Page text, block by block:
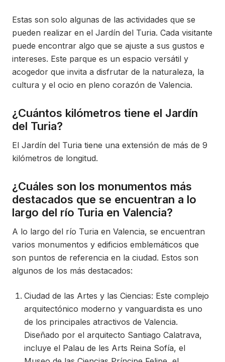
Estas son solo algunas de las actividades que se
pueden realizar en el Jardín del Turia. Cada visitante
puede encontrar algo que se ajuste a sus gustos e
intereses. Este parque es un espacio versátil y
acogedor que invita a disfrutar de la naturaleza, la
cultura y el ocio en pleno corazón de Valencia.
¿Cuántos kilómetros tiene el Jardín
del Turia?
El Jardín del Turia tiene una extensión de más de 9
kilómetros de longitud.
¿Cuáles son los monumentos más
destacados que se encuentran a lo
largo del río Turia en Valencia?
A lo largo del río Turia en Valencia, se encuentran
varios monumentos y edificios emblemáticos que
son puntos de referencia en la ciudad. Estos son
algunos de los más destacados:
Ciudad de las Artes y las Ciencias: Este complejo
arquitectónico moderno y vanguardista es uno
de los principales atractivos de Valencia.
Diseñado por el arquitecto Santiago Calatrava,
incluye el Palau de les Arts Reina Sofía, el